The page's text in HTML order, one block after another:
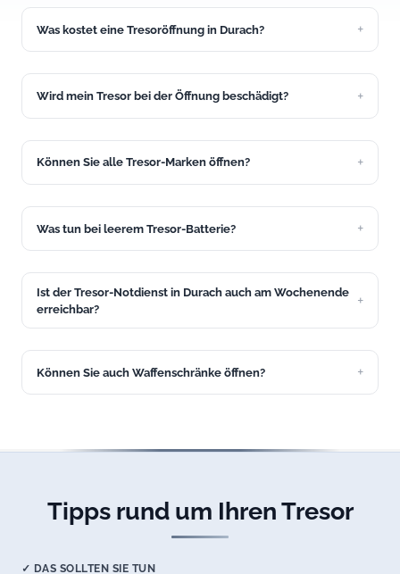
Was kostet eine Tresoröffnung in Durach?
genauen Festpreis nennen wir Ihnen vor dem Einsatz in
Durach.
Wird mein Tresor bei der Öffnung beschädigt?
Bei den meisten Einsätzen in Durach gelingt das.
Können Sie alle Tresor-Marken öffnen?
Format, Hartmann, Atlas und viele weitere.
Was tun bei leerem Tresor-Batterie?
Notschlüssel oder eine externe Stromversorgung öffnen.
Unser Service in Durach hilft schnell.
Ist der Tresor-Notdienst in Durach auch am Wochenende
erreichbar?
erreichbar, auch an Wochenenden und Feiertagen.
Können Sie auch Waffenschränke öffnen?
Tipps rund um Ihren Tresor
✓ DAS SOLLTEN SIE TUN